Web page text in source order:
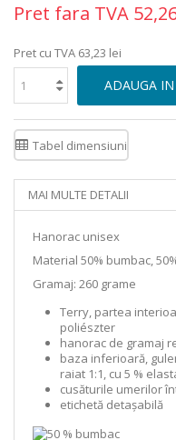
Pret fara TVA
Pret cu TVA 63,23 lei
ADAUGA IN
Tabel dimensiuni
MAI MULTE DETALII
Hanorac unisex
Material 50% bumbac,
Gramaj: 260 grame
Terry, partea
poliészter
hanorac de gramaj
baza inferioară,
raiat 1:1, cu 5 %
cusăturile umerilor
etichetă detașabilă